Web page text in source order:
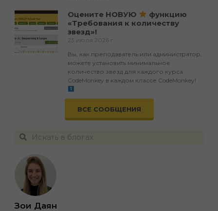
ВСЕ СООБЩЕНИЯ
Зои Даян
Оцените НОВУЮ
функцию
«Требования к количеству
звезд»!
23 июля 2026 г.
Вы, как преподаватель или администратор,
можете установить минимальное
количество звезд для каждого курса
CodeMonkey в каждом классе CodeMonkey!